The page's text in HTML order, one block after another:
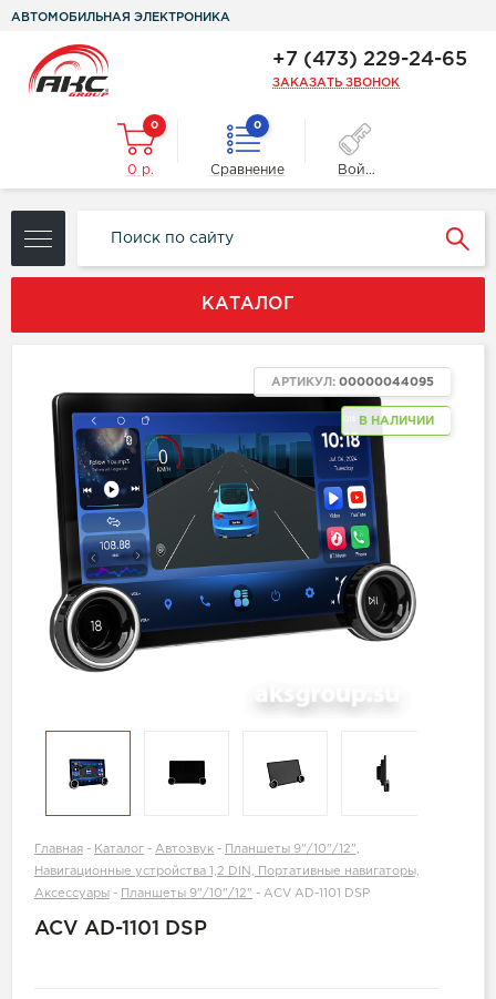
АВТОМОБИЛЬНАЯ ЭЛЕКТРОНИКА
+7 (473) 229-24-65
ЗАКАЗАТЬ ЗВОНОК
0
0 р.
0
Сравнение Войти
КАТАЛОГ
В НАЛИЧИИ
АРТИКУЛ: 00000044095
Главная - Каталог - Автозвук -
Планшеты 9"/10"/12",
Навигационные устройства 1,2 DIN, Портативные навигаторы,
Аксессуары - Планшеты 9"/10"/12" - ACV AD-1101 DSP
ACV AD-1101 DSP